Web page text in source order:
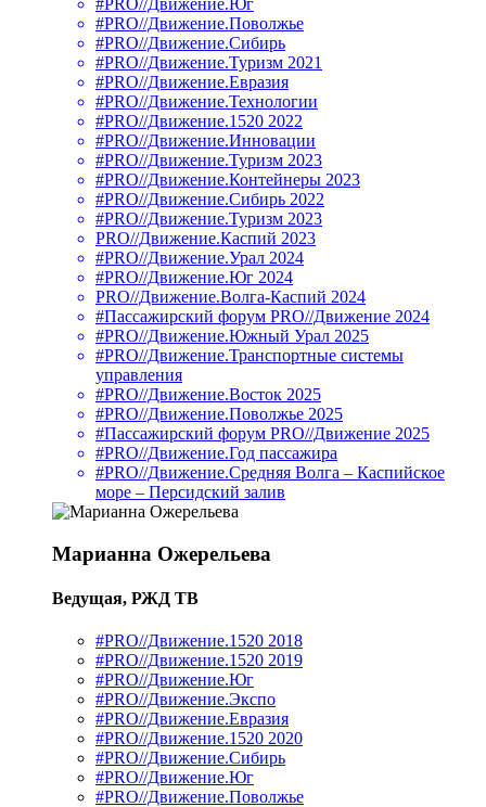
#PRO//Движение.Юг
#PRO//Движение.Поволжье
#PRO//Движение.Сибирь
#PRO//Движение.Туризм 2021
#PRO//Движение.Евразия
#PRO//Движение.Технологии
#PRO//Движение.1520 2022
#PRO//Движение.Инновации
#PRO//Движение.Туризм 2023
#PRO//Движение.Контейнеры 2023
#PRO//Движение.Сибирь 2022
#PRO//Движение.Туризм 2023
PRO//Движение.Каспий 2023
#PRO//Движение.Урал 2024
#PRO//Движение.Юг 2024
PRO//Движение.Волга-Каспий 2024
#Пассажирский форум PRO//Движение 2024
#PRO//Движение.Южный Урал 2025
#PRO//Движение.Транспортные системы
управления
#PRO//Движение.Восток 2025
#PRO//Движение.Поволжье 2025
#Пассажирский форум PRO//Движение 2025
#PRO//Движение.Год пассажира
#PRO//Движение.Средняя Волга – Каспийское
море – Персидский залив
Марианна Ожерельева
Ведущая, РЖД ТВ
#PRO//Движение.1520 2018
#PRO//Движение.1520 2019
#PRO//Движение.Юг
#PRO//Движение.Экспо
#PRO//Движение.Евразия
#PRO//Движение.1520 2020
#PRO//Движение.Сибирь
#PRO//Движение.Юг
#PRO//Движение.Поволжье